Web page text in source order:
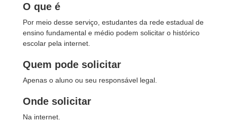
O que é
Por meio desse serviço, estudantes da rede estadual de
ensino fundamental e médio podem solicitar o histórico
escolar pela internet.
Quem pode solicitar
Apenas o aluno ou seu responsável legal.
Onde solicitar
Na internet.